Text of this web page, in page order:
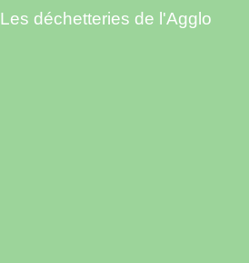
Les déchetteries de l'Agglo